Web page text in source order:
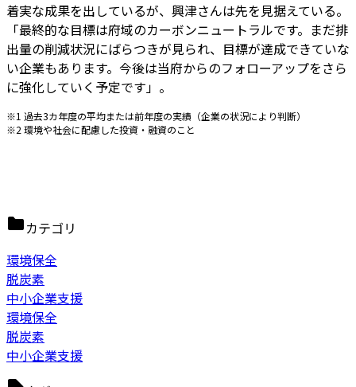
着実な成果を出しているが、興津さんは先を見据えている。
「最終的な目標は府域のカーボンニュートラルです。まだ排
出量の削減状況にばらつきが見られ、目標が達成できていな
い企業もあります。今後は当府からのフォローアップをさら
に強化していく予定です」。
※1 過去3カ年度の平均または前年度の実績（企業の状況により判断）
※2 環境や社会に配慮した投資・融資のこと
カテゴリ
環境保全
脱炭素
中小企業支援
環境保全
脱炭素
中小企業支援